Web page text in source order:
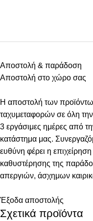
Αποστολή & παράδοση
Αποστολή στο χώρο σας
Η αποστολή των προϊόντων
ταχυμεταφορών σε όλη
3 εργάσιμες ημέρες από
κατάστημα μας.
ευθύνη φέρει η
καθυστέρησης της
απεργιών, άσχημων
Έξοδα αποστολής
Σχετικά προϊόντα